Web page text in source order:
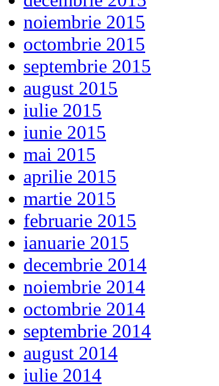
noiembrie 2015
octombrie 2015
septembrie 2015
august 2015
iulie 2015
iunie 2015
mai 2015
aprilie 2015
martie 2015
februarie 2015
ianuarie 2015
decembrie 2014
noiembrie 2014
octombrie 2014
septembrie 2014
august 2014
iulie 2014